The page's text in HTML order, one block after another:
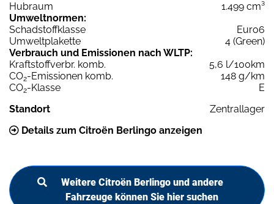
Hubraum
1.499 cm³
Umweltnormen:
Schadstoffklasse
Euro6
Umweltplakette
4 (Green)
Verbrauch und Emissionen nach WLTP:
Kraftstoffverbr. komb.
5,6 l/100km
CO2-Emissionen komb.
148 g/km
CO2-Klasse
E
Standort
Zentrallager
Details zum Citroën Berlingo anzeigen
Weitere Citroën Berlingo und andere
Fahrzeuge können Sie hier suchen